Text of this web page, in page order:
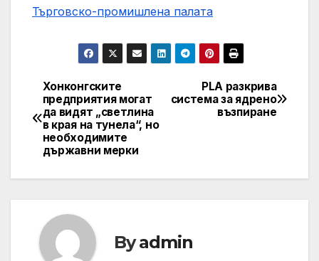
Търговско-промишлена палaта
Post
navigation
PLA разкрива
система за ядрено
възпиране
Хонконгските
предприятия могат
да видят „светлина
в края на тунела“, но
необходимите
държавни мерки
Byadmin